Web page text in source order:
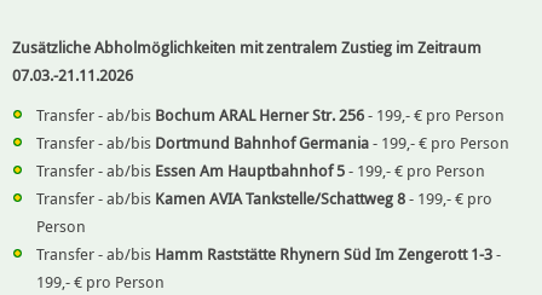
Zusätzliche Abholmöglichkeiten mit zentralem Zustieg im Zeitraum
07.03.-21.11.2026
Transfer - ab/bis Bochum ARAL Herner Str. 256- 199,- € pro Person
Transfer - ab/bis Dortmund Bahnhof Germania- 199,- € pro Person
Transfer - ab/bis Essen Am Hauptbahnhof 5- 199,- € pro Person
Transfer - ab/bis Kamen AVIA Tankstelle/Schattweg 8- 199,- € pro
Person
Transfer - ab/bis Hamm Raststätte Rhynern Süd Im Zengerott 1-3-
199,- € pro Person